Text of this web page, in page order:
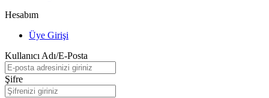
Hesabım
Üye Girişi
Kullanıcı Adı/E-Posta
Şifre